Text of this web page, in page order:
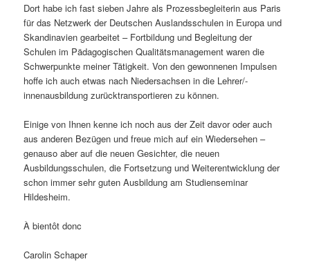
Dort habe ich fast sieben Jahre als Prozessbegleiterin aus Paris
für das Netzwerk der Deutschen Auslandsschulen in Europa und
Skandinavien gearbeitet – Fortbildung und Begleitung der
Schulen im Pädagogischen Qualitätsmanagement waren die
Schwerpunkte meiner Tätigkeit. Von den gewonnenen Impulsen
hoffe ich auch etwas nach Niedersachsen in die Lehrer/-
innenausbildung zurücktransportieren zu können.
Einige von Ihnen kenne ich noch aus der Zeit davor oder auch
aus anderen Bezügen und freue mich auf ein Wiedersehen –
genauso aber auf die neuen Gesichter, die neuen
Ausbildungsschulen, die Fortsetzung und Weiterentwicklung der
schon immer sehr guten Ausbildung am Studienseminar
Hildesheim.
À bientôt donc
Carolin Schaper